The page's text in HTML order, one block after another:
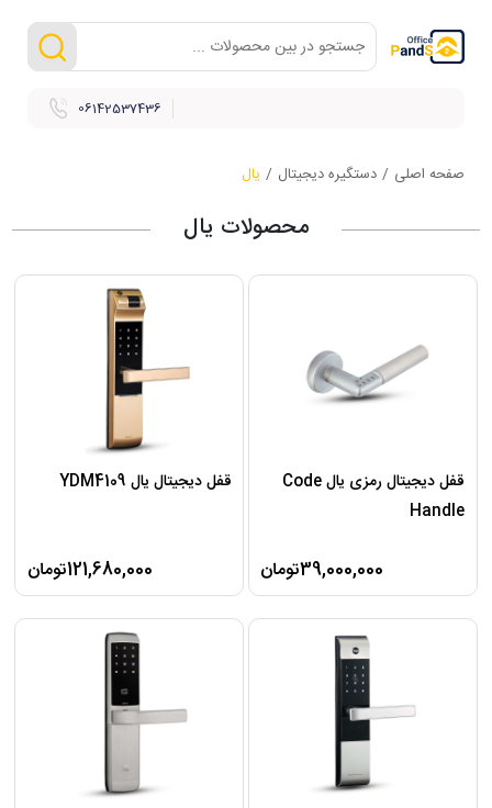
06142537436
صفحه اصلی / دستگیره دیجیتال / یال
محصولات یال
قفل دیجیتال رمزی یال Code
Handle
39,000,000تومان
قفل دیجیتال یال YDM4109
121,680,000تومان